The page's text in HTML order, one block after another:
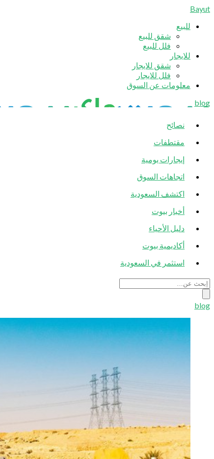
Bayut
للبيع
شقق للبيع
فلل للبيع
للايجار
شقق للايجار
فلل للايجار
معلومات عن السوق
blog
نصائح
مقتطفات
إيجارات يومية
اتجاهات السوق
اكتشف السعودية
أخبار بيوت
دليل الأحياء
أكاديمية بيوت
استثمر في السعودية
blog